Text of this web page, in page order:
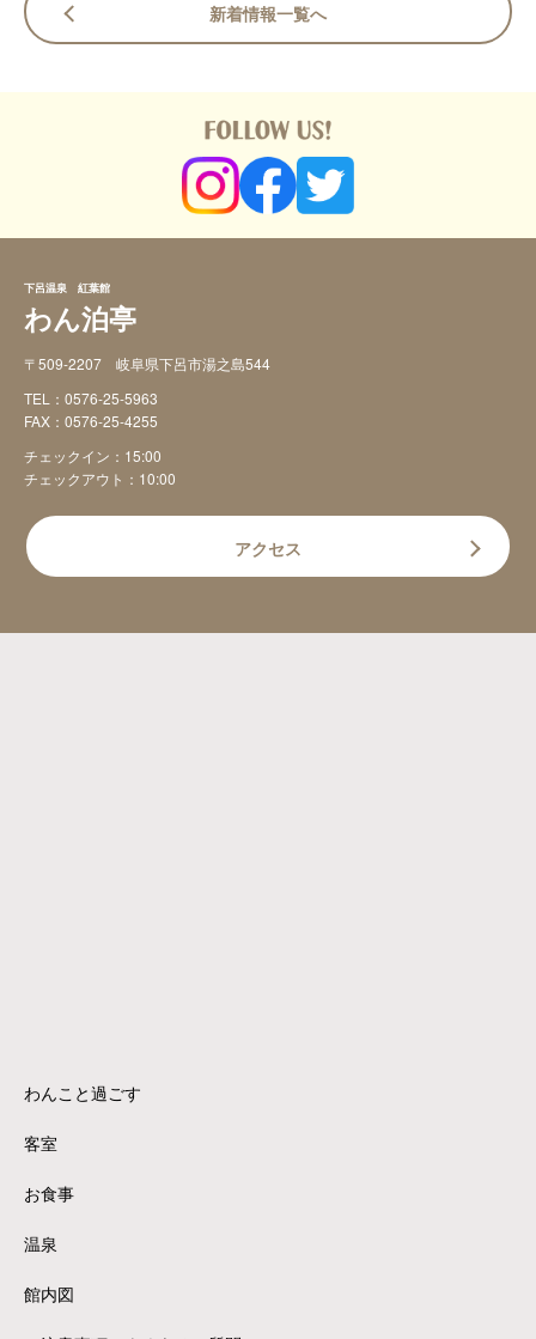
新着情報一覧へ
下呂温泉 紅葉館
わん泊亭
〒509-2207 岐阜県下呂市湯之島544
TEL： 0576-25-5963
FAX：0576-25-4255
チェックイン：15:00
チェックアウト：10:00
アクセス
わんこと過ごす
客室
お食事
温泉
館内図